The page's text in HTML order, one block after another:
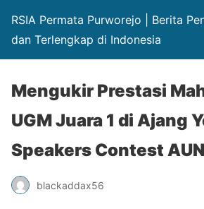
RSIA Permata Purworejo | Berita
dan Terlengkap di Indonesia
Mengukir Prestasi
UGM Juara 1 di Ajang
Speakers Contest
blackaddax56